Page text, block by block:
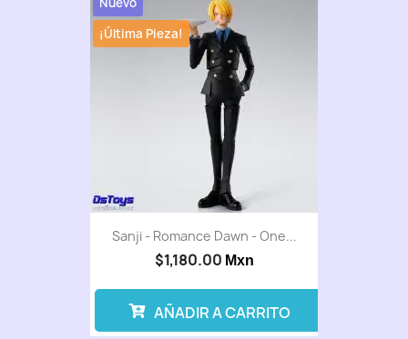
Sanji - Romance Dawn - One...
$1,180.00 Mxn
¡Última Pieza!
AÑADIR A CARRITO